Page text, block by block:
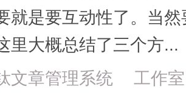
就是要互动性了。当
里大概总结了三个方
文章管理系统 工作室